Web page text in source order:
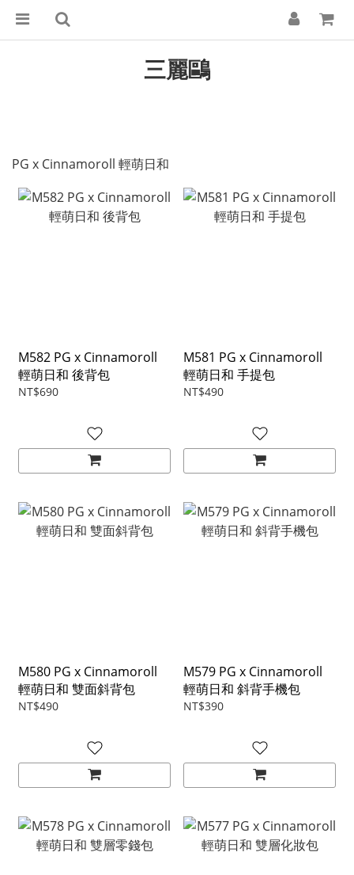
三麗鷗
PG x Cinnamoroll 輕萌日和
M582 PG x Cinnamoroll
輕萌日和 後背包
NT$690
M581 PG x Cinnamoroll
輕萌日和 手提包
NT$490
M580 PG x Cinnamoroll
輕萌日和 雙面斜背包
NT$490
M579 PG x Cinnamoroll
輕萌日和 斜背手機包
NT$390